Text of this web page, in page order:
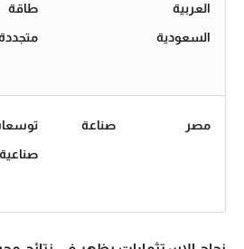
العربية
السعودية
طاقة
مصر صناعة
صناعية